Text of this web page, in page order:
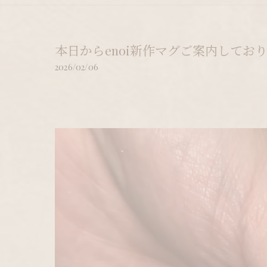
本日からenoi新作マグご案内してお
2026/02/06